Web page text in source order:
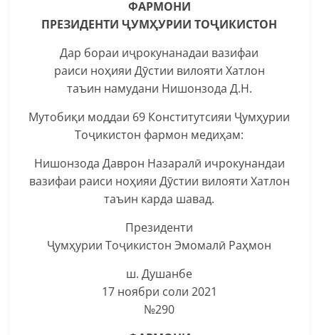
ФАРМОНИ
ПРЕЗИДЕНТИ ҶУМҲУРИИ ТОҶИКИСТОН
Дар бораи иҷрокунанадаи вазифаи
раиси ноҳияи Дӯстии вилояти Хатлон
таъин намудани Нишонзода Д.Н.
Мутобиқи моддаи 69 Конститутсияи Ҷумҳурии
Тоҷикистон фармон медиҳам:
Нишонзода Даврон Назаралӣ ичрокунандаи
вазифаи раиси ноҳияи Дӯстии вилояти Хатлон
таъин карда шавад.
Президенти
Ҷумҳурии Тоҷикистон Эмомалӣ Раҳмон
ш. Душанбе
17 ноябри соли 2021
№290